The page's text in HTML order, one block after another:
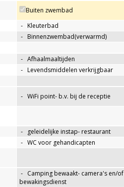
Buiten zwembad
- Kleuterbad
- Binnenzwembad(verwarmd)
- Afhaalmaaltijden
- Levendsmiddelen verkrijgbaar
- WiFi point- b.v. bij de receptie
-
geleidelijke instap- restaurant
- WC voor gehandicapten
- Camping bewaakt- camera's en/of
bewakingsdienst